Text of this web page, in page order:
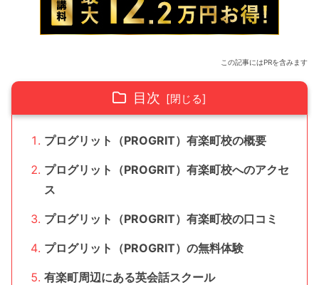
この記事にはPRを含みます
目次
プログリット（PROGRIT）有楽町校の概要
プログリット（PROGRIT）有楽町校へのアクセ
ス
プログリット（PROGRIT）有楽町校の口コミ
プログリット（PROGRIT）の無料体験
有楽町周辺にある英会話スクール